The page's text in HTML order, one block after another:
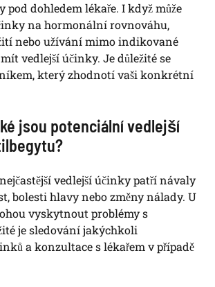
pod dohledem lékaře. I když může
na hormonální rovnováhu,
nebo užívání mimo indikované
vedlejší účinky. Je důležité se
který zhodnotí vaši konkrétní
jsou potenciální vedlejší
vedlejší účinky patří návaly
bolesti hlavy nebo změny nálady. U
vyskytnout problémy s
je sledování jakýchkoli
a konzultace s lékařem v případě